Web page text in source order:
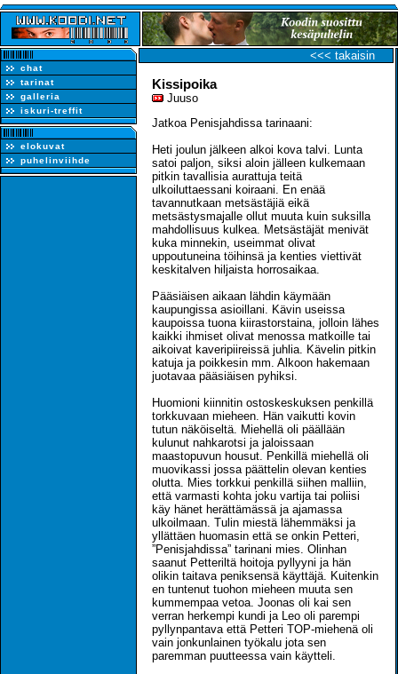
chat
tarinat
galleria
iskuri-treffit
elokuvat
puhelinviihde
<<< takaisin
Kissipoika
Juuso
Jatkoa Penisjahdissa tarinaani:
Heti joulun jälkeen alkoi kova talvi. Lunta
satoi paljon, siksi aloin jälleen kulkemaan
pitkin tavallisia aurattuja teitä
ulkoiluttaessani koiraani. En enää
tavannutkaan metsästäjiä eikä
metsästysmajalle ollut muuta kuin suksilla
mahdollisuus kulkea. Metsästäjät menivät
kuka minnekin, useimmat olivat
uppoutuneina töihinsä ja kenties viettivät
keskitalven hiljaista horrosaikaa.
Pääsiäisen aikaan lähdin käymään
kaupungissa asioillani. Kävin useissa
kaupoissa tuona kiirastorstaina, jolloin lähes
kaikki ihmiset olivat menossa matkoille tai
aikoivat kaveripiireissä juhlia. Kävelin pitkin
katuja ja poikkesin mm. Alkoon hakemaan
juotavaa pääsiäisen pyhiksi.
Huomioni kiinnitin ostoskeskuksen penkillä
torkkuvaan mieheen. Hän vaikutti kovin
tutun näköiseltä. Miehellä oli päällään
kulunut nahkarotsi ja jaloissaan
maastopuvun housut. Penkillä miehellä oli
muovikassi jossa päättelin olevan kenties
olutta. Mies torkkui penkillä siihen malliin,
että varmasti kohta joku vartija tai poliisi
käy hänet herättämässä ja ajamassa
ulkoilmaan. Tulin miestä lähemmäksi ja
yllättäen huomasin että se onkin Petteri,
”Penisjahdissa” tarinani mies. Olinhan
saanut Petteriltä hoitoja pyllyyni ja hän
olikin taitava peniksensä käyttäjä. Kuitenkin
en tuntenut tuohon mieheen muuta sen
kummempaa vetoa. Joonas oli kai sen
verran herkempi kundi ja Leo oli parempi
pyllynpantava että Petteri TOP-miehenä oli
vain jonkunlainen työkalu jota sen
paremman puutteessa vain käytteli.